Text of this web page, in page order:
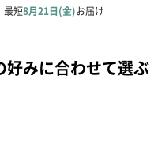
みに合わせて選ぶ